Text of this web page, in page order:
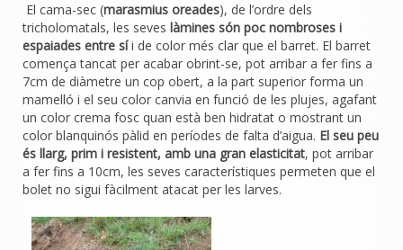
El cama-sec (marasmius oreades), de l’ordre dels
tricholomatals, les seves làmines són poc nombroses i
espaiades entre síi de color més clar que el barret. El barret
comença tancat per acabar obrint-se, pot arribar a fer fins a
7cm de diàmetre un cop obert, a la part superior forma un
mamelló i el seu color canvia en funció de les plujes, agafant
un color crema fosc quan està ben hidratat o mostrant un
color blanquinós pàlid en períodes de falta d’aigua. El seu peu
és llarg, prim i resistent, amb una gran elasticitat, pot arribar
a fer fins a 10cm, les seves característiques permeten que el
bolet no sigui fàcilment atacat per les larves.